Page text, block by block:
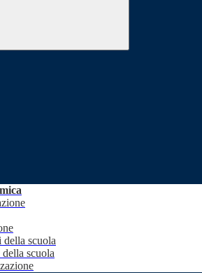
della scuola
scuola